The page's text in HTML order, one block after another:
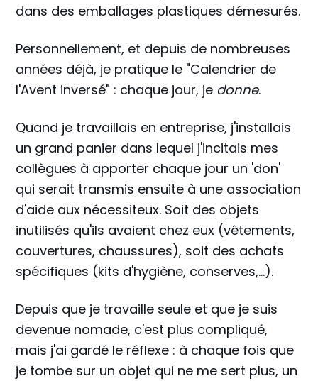
dans des emballages plastiques démesurés.
Personnellement, et depuis de nombreuses
années déjà, je pratique le "Calendrier de
l'Avent inversé" : chaque jour, je donne.
Quand je travaillais en entreprise, j'installais
un grand panier dans lequel j'incitais mes
collègues à apporter chaque jour un 'don'
qui serait transmis ensuite à une association
d'aide aux nécessiteux. Soit des objets
inutilisés qu'ils avaient chez eux (vêtements,
couvertures, chaussures), soit des achats
spécifiques (kits d'hygiène, conserves,...).
Depuis que je travaille seule et que je suis
devenue nomade, c'est plus compliqué,
mais j'ai gardé le réflexe : à chaque fois que
je tombe sur un objet qui ne me sert plus, un